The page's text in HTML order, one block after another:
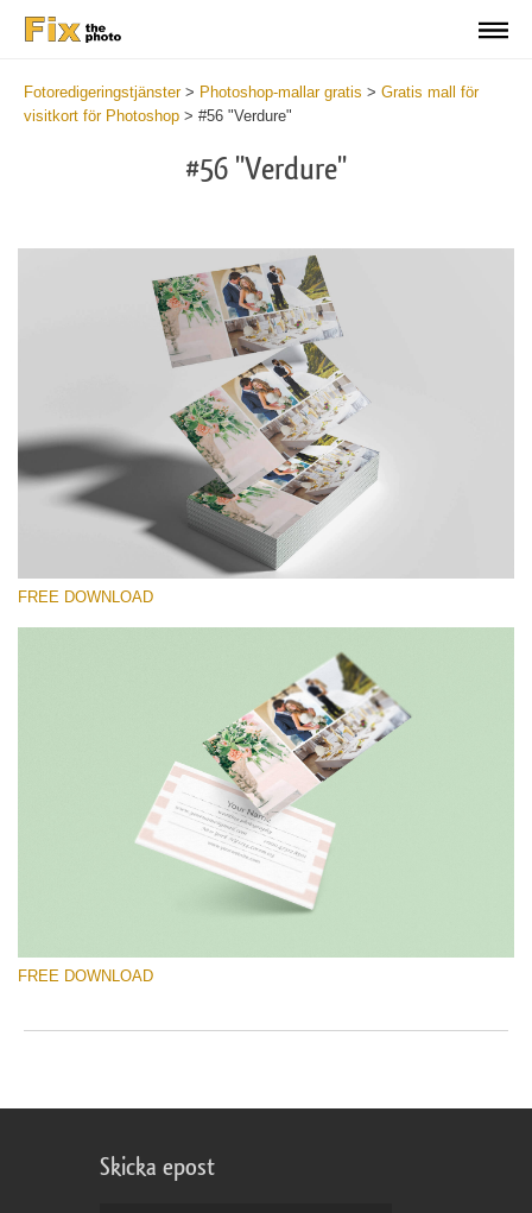
Fotoredigeringstjänster> Photoshop-mallar gratis > Gratis mall för
visitkort för Photoshop > #56 "Verdure"
#56 "Verdure"
Please select
Newborn Photography Price List
Free download
FREE DOWNLOAD
FREE DOWNLOAD
Skicka epost